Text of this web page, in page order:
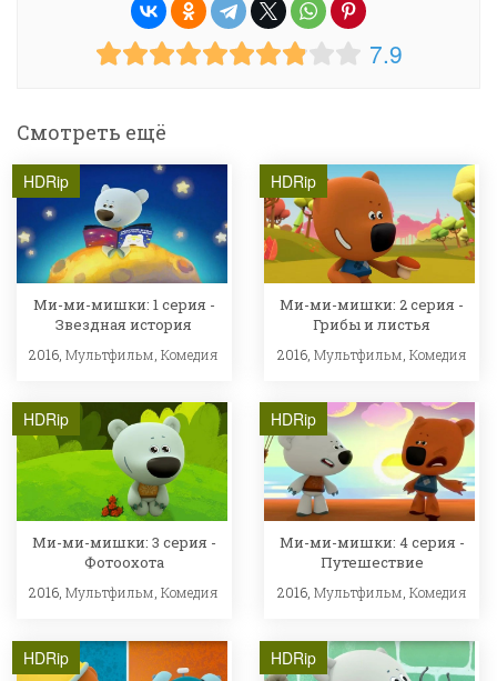
7.9
Смотреть ещё
HDRip
Ми-ми-мишки: 1 серия -
Звездная история
2016,Мультфильм ,Комедия
HDRip
Ми-ми-мишки: 2 серия -
Грибы и листья
2016, Мультфильм Комедия
HDRip
Ми-ми-мишки: 3 серия -
Фотоохота
2016,Мультфильм ,Комедия
HDRip
Ми-ми-мишки: 4 серия -
Путешествие
2016, Мультфильм Комедия
HDRip HDRip